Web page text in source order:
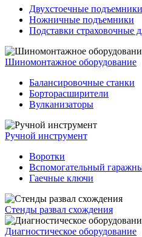
Двухстоечные подъемники
Ножничные подъемники
Подставки страховочные
Шиномонтажное оборудование
Балансировочные станки
Борторасширители
Вулканизаторы
Ручной инструмент
Воротки
Вспомогательный
Гаечные ключи
Стенды развал схождения
Диагностическое оборудование